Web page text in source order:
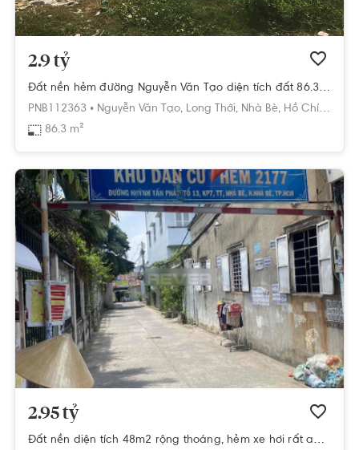
2.9 tỷ
Đất nền hẻm đường Nguyễn Văn Tạo diện tích đất 86.3m2 rộng thoáng.
PNB112363 • Nguyễn Văn Tạo, Long Thới, Nhà Bè, Hồ Chí Minh
86.3 m²
2.95 tỷ
Đất nền diện tích 48m2 rộng thoáng, hẻm xe hơi rất an ninh và yên tĩnh.